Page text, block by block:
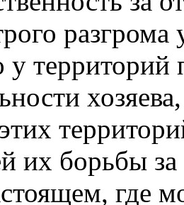
разгрома
территорий
их борьбы
где